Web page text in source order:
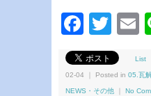
List
02-04 ｜ Posted in 05.瓦
NEWS・その他 No